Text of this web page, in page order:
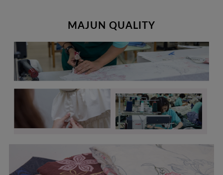
MAJUN QUALITY